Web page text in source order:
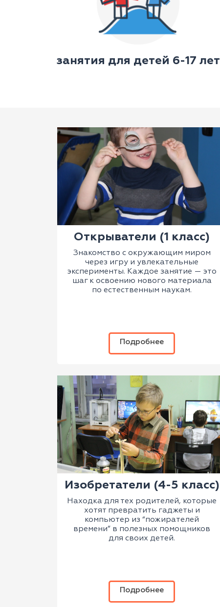
занятия для детей 6-17 лет
Открыватели (1 класс)
Знакомство с окружающим миром
через игру и увлекательные
эксперименты. Каждое занятие — это
шаг к освоению нового материала
по естественным наукам.
Подробнее
Изобретатели (4-5 класс)
Находка для тех родителей, которые
хотят превратить гаджеты и
компьютер из “пожирателей
времени” в полезных помощников
для своих детей.
Подробнее